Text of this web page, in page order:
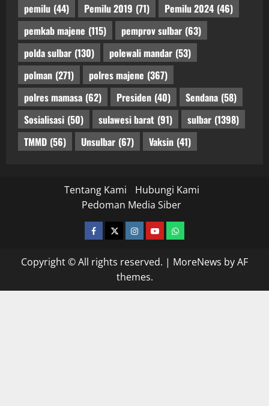
pemilu (44) Pemilu 2019 (71) Pemilu 2024 (46)
pemkab majene (115) pemprov sulbar (63)
polda sulbar (130) polewali mandar (53)
polman (271) polres majene (367)
polres mamasa (62) Presiden (40) Sendana (58)
Sosialisasi (50) sulawesi barat (91) sulbar (1398)
TMMD (56) Unsulbar (67) Vaksin (41)
Tentang Kami
Hubungi Kami
Pedoman Media Siber
facebooktwitterinstagram.com
youtubewhatsapp
Copyright © All rights reserved. | MoreNews by AF
themes.